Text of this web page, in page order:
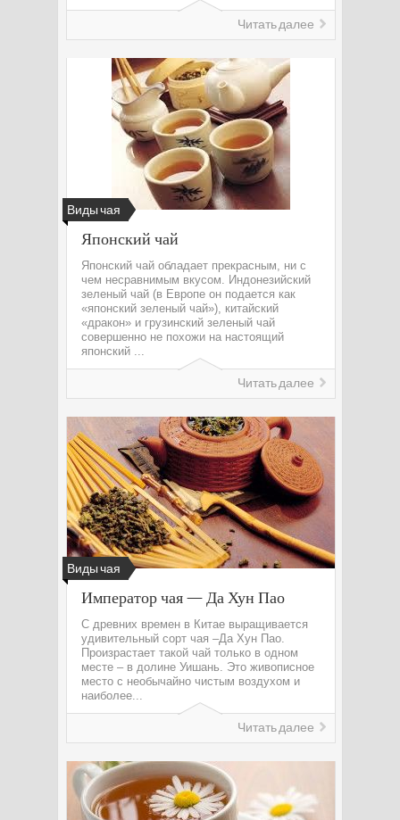
Читать далее
Виды чая
Японский чай
Японский чай обладает прекрасным, ни с
чем несравнимым вкусом. Индонезийский
зеленый чай (в Европе он подается как
«японский зеленый чай»), китайский
«дракон» и грузинский зеленый чай
совершенно не похожи на настоящий
японский ...
Читать далее
Виды чая
Император чая — Да Хун Пао
С древних времен в Китае выращивается
удивительный сорт чая –Да Хун Пао.
Произрастает такой чай только в одном
месте – в долине Уишань. Это живописное
место с необычайно чистым воздухом и
наиболее...
Читать далее